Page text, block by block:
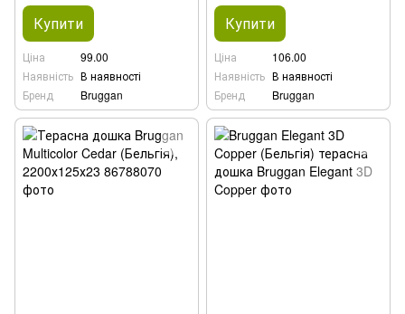
Купити
Ціна
99.00
Наявність В наявності
Бренд
Bruggan
Купити
Ціна
106.00
Наявність В наявності
Бренд
Bruggan